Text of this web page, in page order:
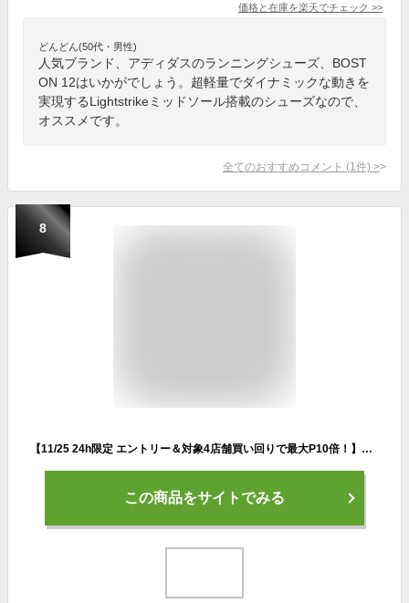
価格と在庫を楽天でチェック >>
どんどん(50代・男性)
人気ブランド、アディダスのランニングシューズ、BOST
ON 12はいかがでしょう。超軽量でダイナミックな動きを
実現するLightstrikeミッドソール搭載のシューズなので、
オススメです。
全てのおすすめコメント (1 件) >
8
【11/25 24h限定 エントリー＆対象4店舗買い回りで最大P10倍！】アシックス（ASICS）（メンズ）ランニングシューズ GT-2000 11 フラッシュ グリーン 1011B441.300 スニーカー ジョギング トレーニング 安定 軽量 陸上 部活
この商品をサイトでみる